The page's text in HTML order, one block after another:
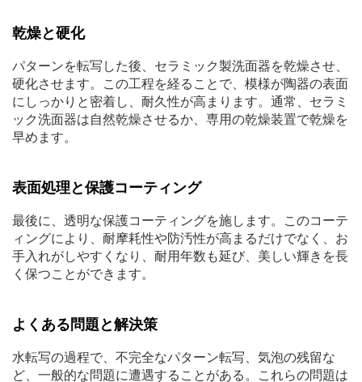
乾燥と硬化
パターンを転写した後、セラミック製洗面器を乾燥させ、
硬化させます。この工程を経ることで、模様が陶器の表面
にしっかりと密着し、耐久性が高まります。通常、セラミ
ック洗面器は自然乾燥させるか、専用の乾燥装置で乾燥を
早めます。
表面処理と保護コーティング
最後に、透明な保護コーティングを施します。このコーテ
ィングにより、耐摩耗性や防汚性が高まるだけでなく、お
手入れがしやすくなり、耐用年数も延び、美しい輝きを長
く保つことができます。
よくある問題と解決策
水転写の過程で、不完全なパターン転写、気泡の残留な
ど、一般的な問題に遭遇することがある。これらの問題は